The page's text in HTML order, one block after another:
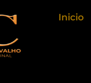
Inicio